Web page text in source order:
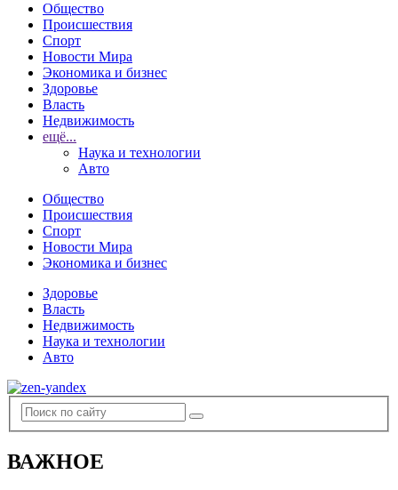
Общество
Происшествия
Спорт
Новости Мира
Экономика и бизнес
Здоровье
Власть
Недвижимость
ещё...
Наука и технологии
Авто
Общество
Происшествия
Спорт
Новости Мира
Экономика и бизнес
Здоровье
Власть
Недвижимость
Наука и технологии
Авто
ВАЖНОЕ